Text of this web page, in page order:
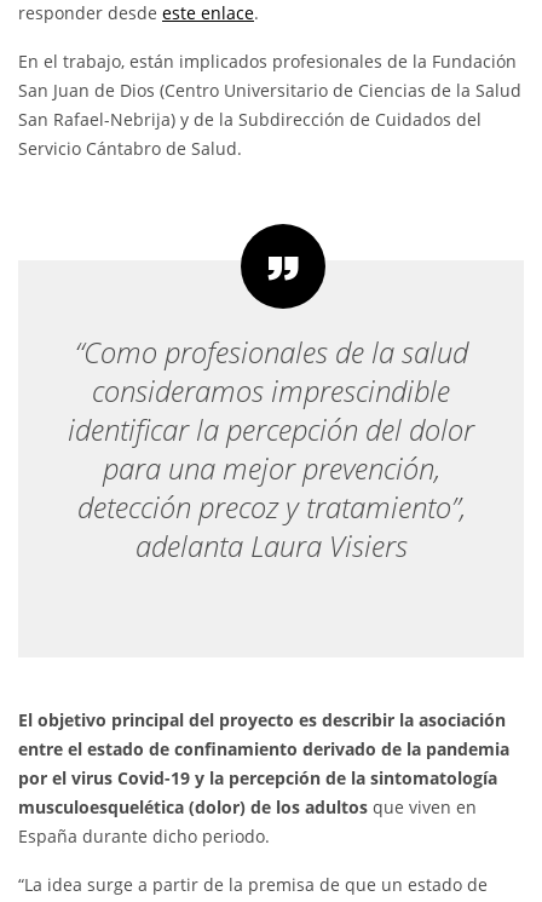
responder desde este enlace.
En el trabajo, están implicados profesionales de la Fundación
San Juan de Dios (Centro Universitario de Ciencias de la Salud
San Rafael-Nebrija) y de la Subdirección de Cuidados del
Servicio Cántabro de Salud.
“Como profesionales de la salud
consideramos imprescindible
identificar la percepción del dolor
para una mejor prevención,
detección precoz y tratamiento”,
adelanta Laura Visiers
El objetivo principal del proyecto es describir la asociación
entre el estado de confinamiento derivado de la pandemia
por el virus Covid-19 y la percepción de la sintomatología
musculoesquelética (dolor) de los adultos que viven en
España durante dicho periodo.
“La idea surge a partir de la premisa de que un estado de